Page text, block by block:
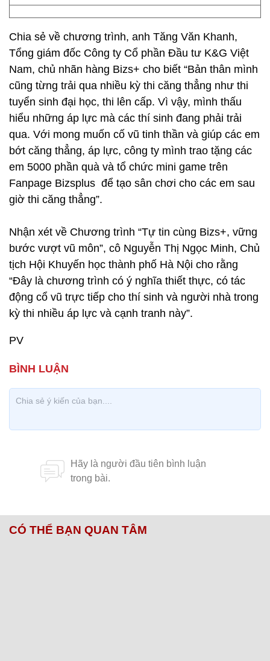
Chia sẻ về chương trình, anh Tăng Văn Khanh,
Tổng giám đốc Công ty Cổ phần Đầu tư K&G Việt
Nam, chủ nhãn hàng Bizs+ cho biết “Bản thân mình
cũng từng trải qua nhiều kỳ thi căng thẳng như thi
tuyển sinh đại học, thi lên cấp. Vì vậy, mình thấu
hiểu những áp lực mà các thí sinh đang phải trải
qua. Với mong muốn cố vũ tinh thần và giúp các em
bớt căng thẳng, áp lực, công ty mình trao tặng các
em 5000 phần quà và tổ chức mini game trên
Fanpage Bizsplus để tạo sân chơi cho các em sau
giờ thi căng thẳng”.
Nhận xét về Chương trình “Tự tin cùng Bizs+, vững
bước vượt vũ môn”, cô Nguyễn Thị Ngọc Minh, Chủ
tịch Hội Khuyến học thành phố Hà Nội cho rằng
“Đây là chương trình có ý nghĩa thiết thực, có tác
động cổ vũ trực tiếp cho thí sinh và người nhà trong
kỳ thi nhiều áp lực và cạnh tranh này”.
PV
CÓ THỂ BẠN QUAN TÂM